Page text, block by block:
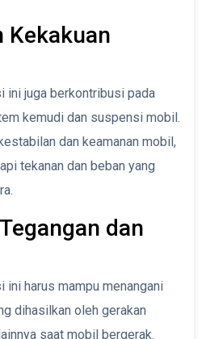
Kekakuan
ini juga berkontribusi pada
kemudi dan suspensi mobil.
dan keamanan mobil,
tekanan dan beban yang
dan
harus mampu menangani
dihasilkan oleh gerakan
saat mobil bergerak.